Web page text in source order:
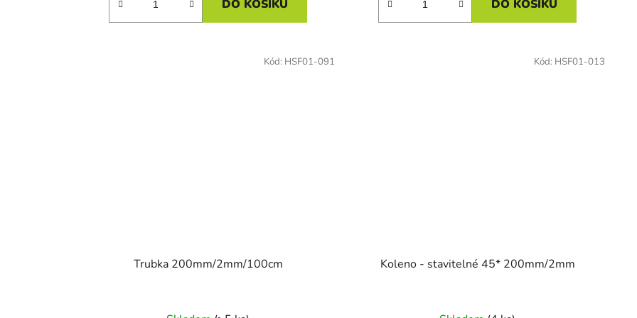
DO KOŠÍKU DO KOŠÍKU
Trubka 200mm/2mm/100cm
Kód: HSF01-091
Koleno - stavitelné 45* 200mm/2mm
Kód: HSF01-013